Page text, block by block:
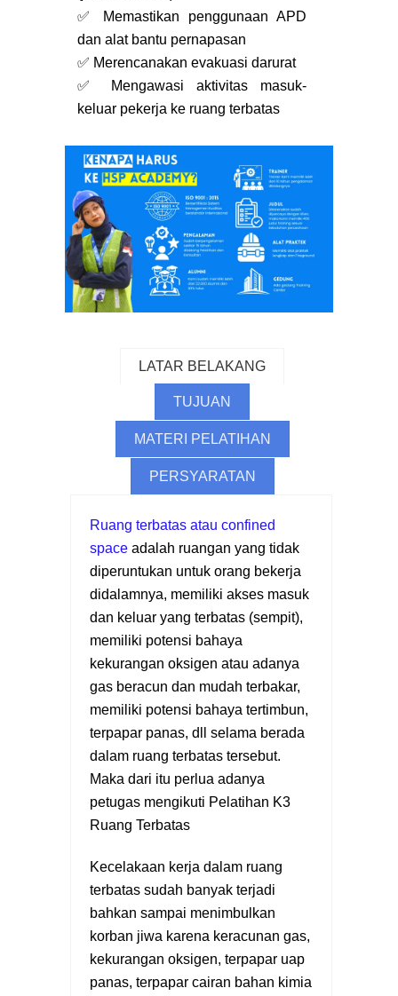
✅ Memastikan penggunaan APD
dan alat bantu pernapasan
✅ Merencanakan evakuasi darurat
✅ Mengawasi aktivitas masuk-
keluar pekerja ke ruang terbatas
LATAR BELAKANG
TUJUAN
MATERI PELATIHAN
PERSYARATAN
Ruang terbatas atau confined
space adalah ruangan yang tidak
diperuntukan untuk orang bekerja
didalamnya, memiliki akses masuk
dan keluar yang terbatas (sempit),
memiliki potensi bahaya
kekurangan oksigen atau adanya
gas beracun dan mudah terbakar,
memiliki potensi bahaya tertimbun,
terpapar panas, dll selama berada
dalam ruang terbatas tersebut.
Maka dari itu perlua adanya
petugas mengikuti Pelatihan K3
Ruang Terbatas
Kecelakaan kerja dalam ruang
terbatas sudah banyak terjadi
bahkan sampai menimbulkan
korban jiwa karena keracunan gas,
kekurangan oksigen, terpapar uap
panas, terpapar cairan bahan kimia